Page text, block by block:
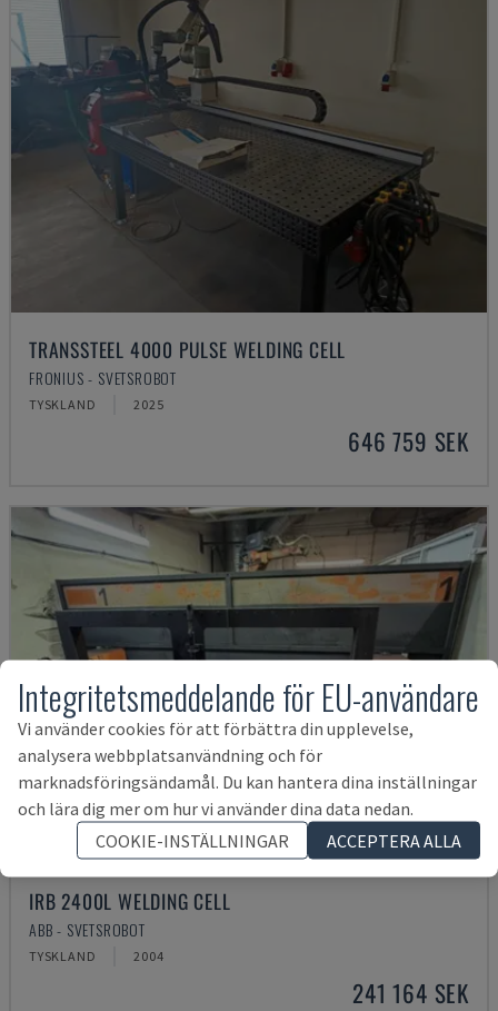
TRANSSTEEL 4000 PULSE WELDING CELL
FRONIUS - SVETSROBOT
TYSKLAND 2025
646 759 SEK
IRB 2400L WELDING CELL
ABB - SVETSROBOT
TYSKLAND 2004
241 164 SEK
Integritetsmeddelande för EU-användare
Vi använder cookies för att förbättra din upplevelse,
analysera webbplatsanvändning och för
marknadsföringsändamål. Du kan hantera dina inställningar
och lära dig mer om hur vi använder dina data nedan.
COOKIE-INSTÄLLNINGAR
ACCEPTERA ALLA